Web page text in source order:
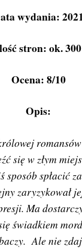
wydania:
stron: ok. 300
Ocena: 8/10
Opis:
się w złym
spłacić
zaryzykował
Ma
świadkiem
Ale nie